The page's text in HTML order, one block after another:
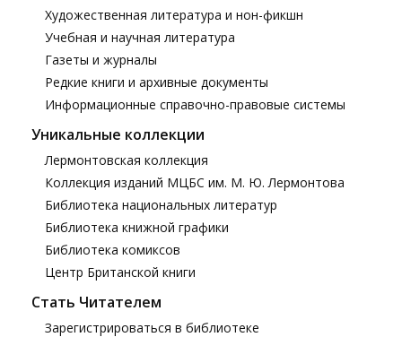
Художественная литература и нон-фикшн
Учебная и научная литература
Газеты и журналы
Редкие книги и архивные документы
Информационные справочно-правовые системы
Уникальные коллекции
Лермонтовская коллекция
Коллекция изданий МЦБС им. М. Ю. Лермонтова
Библиотека национальных литератур
Библиотека книжной графики
Библиотека комиксов
Центр Британской книги
Стать Читателем
Зарегистрироваться в библиотеке